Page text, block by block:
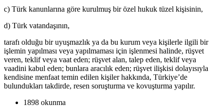
c) Türk kanunlarına göre kurulmuş bir özel hukuk tüzel kişisinin,
d) Türk vatandaşının,
tarafı olduğu bir uyuşmazlık ya da bu kurum veya kişilerle ilgili bir
işlemin yapılması veya yapılmaması için işlenmesi halinde, rüşvet
veren, teklif veya vaat eden; rüşvet alan, talep eden, teklif veya
vaadini kabul eden; bunlara aracılık eden; rüşvet ilişkisi dolayısıyla
kendisine menfaat temin edilen kişiler hakkında, Türkiye’de
bulundukları takdirde, resen soruşturma ve kovuşturma yapılır.
1898 okunma